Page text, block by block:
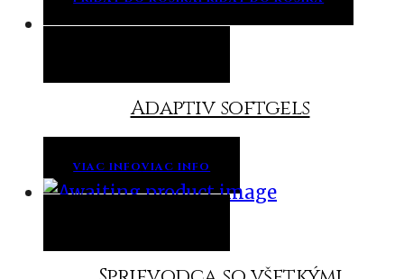
Adaptiv softgels
VIAC INFOVIAC INFO